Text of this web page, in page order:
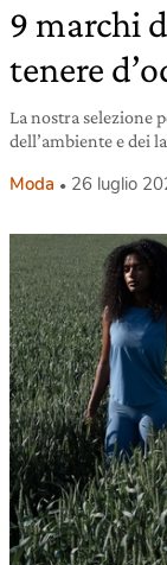
9 marchi
tenere
La nostra selezione
dell’ambiente e dei
Moda 26 luglio